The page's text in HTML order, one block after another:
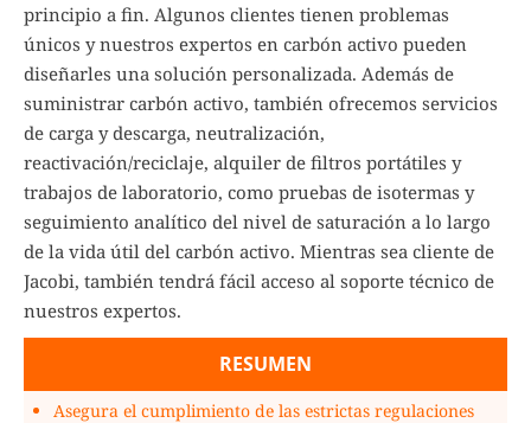
principio a fin. Algunos clientes tienen problemas
únicos y nuestros expertos en carbón activo pueden
diseñarles una solución personalizada. Además de
suministrar carbón activo, también ofrecemos servicios
de carga y descarga, neutralización,
reactivación/reciclaje, alquiler de filtros portátiles y
trabajos de laboratorio, como pruebas de isotermas y
seguimiento analítico del nivel de saturación a lo largo
de la vida útil del carbón activo. Mientras sea cliente de
Jacobi, también tendrá fácil acceso al soporte técnico de
nuestros expertos.
RESUMEN
Asegura el cumplimiento de las estrictas regulaciones